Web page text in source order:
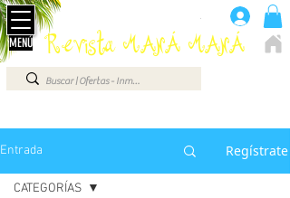
Revista MANÁ MANÁ
Anúnciate aquí 660 07 87 87
.
MENÚ
Entrada Regístrate
CATEGORÍAS